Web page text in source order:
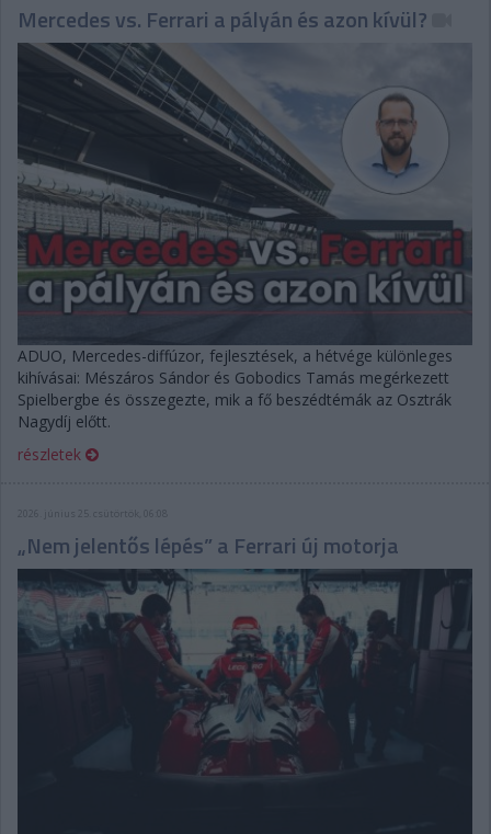
Mercedes vs. Ferrari a pályán és azon kívül?
ADUO, Mercedes-diffúzor, fejlesztések, a hétvége különleges
kihívásai: Mészáros Sándor és Gobodics Tamás megérkezett
Spielbergbe és összegezte, mik a fő beszédtémák az Osztrák
Nagydíj előtt.
részletek
2026. június 25. csütörtök, 06:08
„Nem jelentős lépés” a Ferrari új motorja